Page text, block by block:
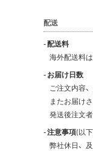
配送
- 配送料
海外配送料
- お届け日数
ご注文内容
またお届け
発送後注文
- 注意事項(以
弊社休日、